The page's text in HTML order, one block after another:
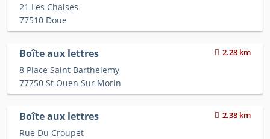
21 Les Chaises
77510 Doue
Boîte aux lettres 2.28 km
8 Place Saint Barthelemy
77750 St Ouen Sur Morin
Boîte aux lettres 2.38 km
Rue Du Croupet